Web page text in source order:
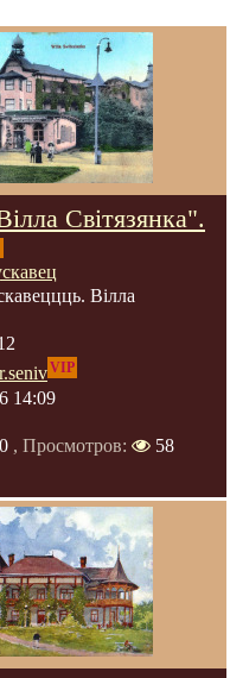
Світязянка".
Вілла
VIP
14:09
0 , Просмотров:
58